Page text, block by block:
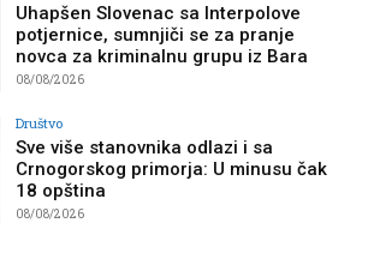
Uhapšen Slovenac sa Interpolove
potjernice, sumnjiči se za pranje
novca za kriminalnu grupu iz Bara
08/08/2026
Društvo
Sve više stanovnika odlazi i sa
Crnogorskog primorja: U minusu čak
18 opština
08/08/2026